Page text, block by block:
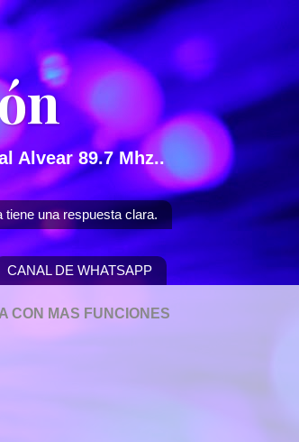
Alvear 89.7 Mhz..
una respuesta clara.
CANAL DE WHATSAPP
CON MAS FUNCIONES